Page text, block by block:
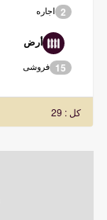
اجاره 2
أرض
فروشی 15
کل : 29